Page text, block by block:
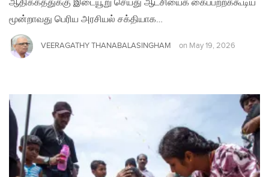
ஆதிக்கத்துக்கு இடையூறு செய்து ஆட்சியைக் கைப்பற்றக்கூடிய
மூன்றாவது பெரிய அரசியல் சக்தியாக…
VEERAGATHY THANABALASINGHAM on May 19, 2026